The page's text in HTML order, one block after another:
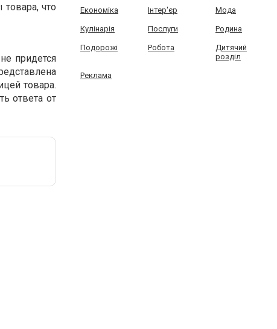
что
придется
товара.
ответа от
Економіка Інтер'єр Мода
Кулінарія Послуги Родина
Подорожі Робота
Дитячий
розділ
Реклама